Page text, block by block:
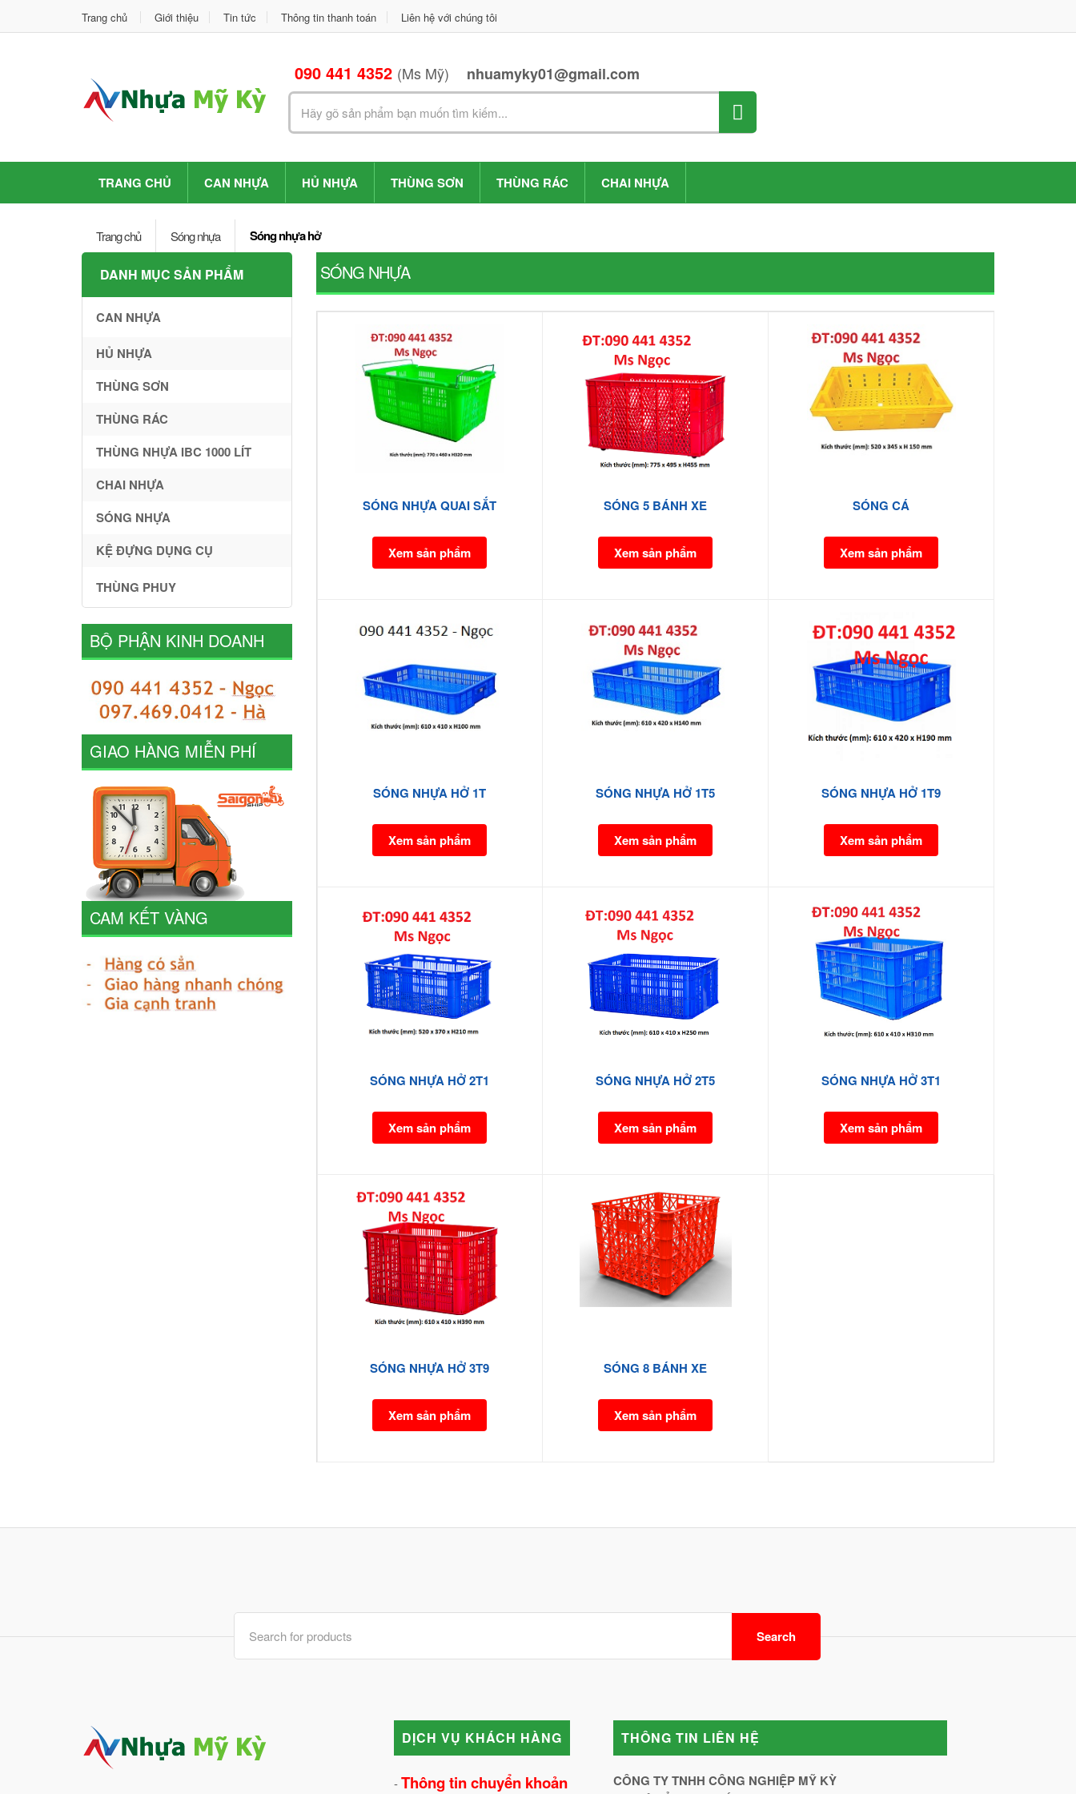
Trang chủ Giới thiệu Tin tức Thông tin thanh toán Liên hệ với chúng tôi
090 441 4352 (Ms Mỹ) nhuamyky01@gmail.com
Search
for:
TRANG CHỦ CAN NHỰA HỦ NHỰA THÙNG SƠN THÙNG RÁC CHAI NHỰA
Trang chủ Sóng nhựa Sóng nhựa hở
DANH MỤC SẢN PHẨM
CAN NHỰA
HỦ NHỰA
THÙNG SƠN
THÙNG RÁC
THÙNG NHỰA IBC 1000 LÍT
CHAI NHỰA
SÓNG NHỰA
KỆ ĐỰNG DỤNG CỤ
THÙNG PHUY
BỘ PHẬN KINH DOANH
GIAO HÀNG MIỄN PHÍ
CAM KẾT VÀNG
SÓNG NHỰA
SÓNG NHỰA QUAI SẮT
Xem sản phẩm
SÓNG 5 BÁNH XE
Xem sản phẩm
SÓNG CÁ
Xem sản phẩm
SÓNG NHỰA HỞ 1T
Xem sản phẩm
SÓNG NHỰA HỞ 1T5
Xem sản phẩm
SÓNG NHỰA HỞ 1T9
Xem sản phẩm
SÓNG NHỰA HỞ 2T1
Xem sản phẩm
SÓNG NHỰA HỞ 2T5
Xem sản phẩm
SÓNG NHỰA HỞ 3T1
Xem sản phẩm
SÓNG NHỰA HỞ 3T9
Xem sản phẩm
SÓNG 8 BÁNH XE
Xem sản phẩm
Search
for:
Search
DỊCH VỤ KHÁCH HÀNG
-Thông tin chuyển khoản
THÔNG TIN LIÊN HỆ
CÔNG TY TNHH CÔNG NGHIỆP MỸ KỲ